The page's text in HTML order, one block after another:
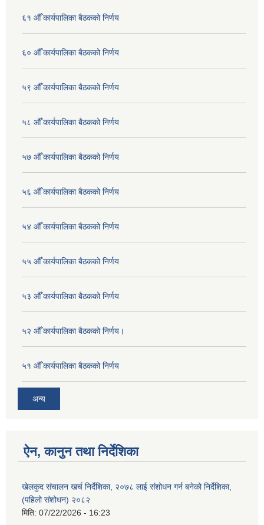
६१ औँ कार्यपालिका बैठकको निर्णय
६० औँ कार्यपालिका बैठकको निर्णय
५९ औँ कार्यपालिका बैठकको निर्णय
५८ औँ कार्यपालिका बैठकको निर्णय
५७ औँ कार्यपालिका बैठकको निर्णय
५६ औँ कार्यपालिका बैठकको निर्णय
५४ औँ कार्यपालिका बैठकको निर्णय
५५ औँ कार्यपालिका बैठकको निर्णय
५३ औँ कार्यपालिका बैठकको निर्णय
५२ औँ कार्यपालिका बैठकको निर्णय।
५१ औँ कार्यपालिका बैठकको निर्णय
अन्य
ऐन, कानुन तथा निर्देशिका
खेलकुद संचालन खर्च निर्देशिका, २०७८ लाई संशोधन गर्न बनेको निर्देशिका,
(पहिलो संशोधन) २०८२
मिति: 07/22/2026 - 16:23